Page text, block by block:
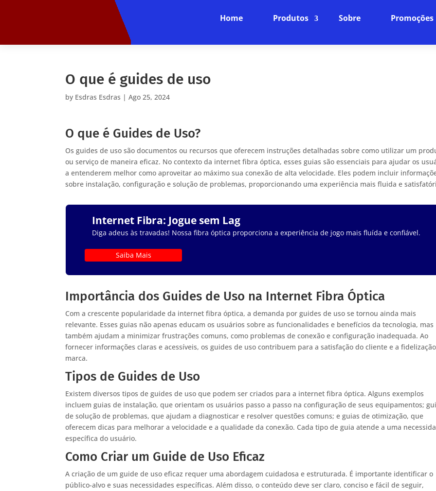
Home Produtos Sobre Promoções
O que é guides de uso
by Esdras Esdras |Ago 25, 2024
O que é Guides de Uso?
Os guides de uso são documentos ou recursos que oferecem instruções detalhadas sobre como utilizar um
ou serviço de maneira eficaz. No contexto da internet fibra óptica, esses guias são essenciais para ajudar os
a entenderem melhor como aproveitar ao máximo sua conexão de alta velocidade. Eles podem incluir
sobre instalação, configuração e solução de problemas, proporcionando uma experiência mais fluida e
Internet Fibra: Jogue sem Lag
Diga adeus às travadas! Nossa fibra óptica proporciona a experiência de jogo mais fluída e confiável.
Saiba Mais
Importância dos Guides de Uso na Internet Fibra Óptica
Com a crescente popularidade da internet fibra óptica, a demanda por guides de uso se tornou ainda mais
relevante. Esses guias não apenas educam os usuários sobre as funcionalidades e benefícios da tecnologia, mas
também ajudam a minimizar frustrações comuns, como problemas de conexão e configuração inadequada. Ao
fornecer informações claras e acessíveis, os guides de uso contribuem para a satisfação do cliente e a
marca.
Tipos de Guides de Uso
Existem diversos tipos de guides de uso que podem ser criados para a internet fibra óptica. Alguns exemplos
incluem guias de instalação, que orientam os usuários passo a passo na configuração de seus equipamentos;
de solução de problemas, que ajudam a diagnosticar e resolver questões comuns; e guias de otimização, que
oferecem dicas para melhorar a velocidade e a qualidade da conexão. Cada tipo de guia atende a uma
específica do usuário.
Como Criar um Guide de Uso Eficaz
A criação de um guide de uso eficaz requer uma abordagem cuidadosa e estruturada. É importante identificar o
público-alvo e suas necessidades específicas. Além disso, o conteúdo deve ser claro, conciso e fácil de seguir,